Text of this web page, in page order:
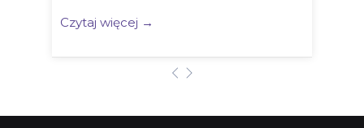
Czytaj więcej →